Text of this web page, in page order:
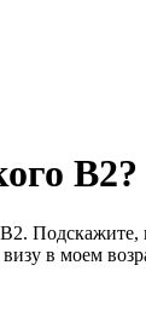
B2?
Подскажите,
в моем